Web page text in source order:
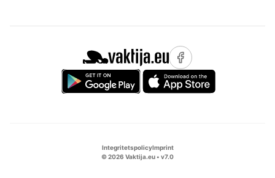
IntegritetspolicyImprint
©2026 Vaktija.eu • v7.0